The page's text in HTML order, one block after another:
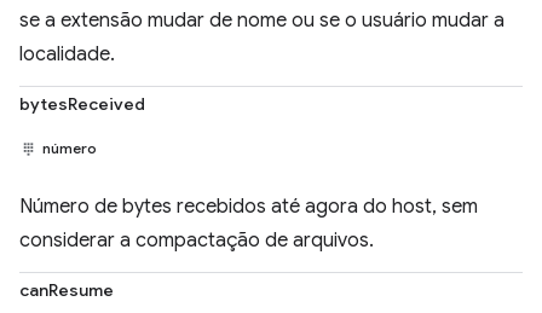
se a extensão mudar de nome ou se o usuário mudar a
localidade.
bytesReceived
número
Número de bytes recebidos até agora do host, sem
considerar a compactação de arquivos.
canResume